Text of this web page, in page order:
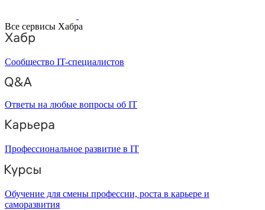
Все сервисы Хабра
Сообщество IT-специалистов
Ответы на любые вопросы об IT
Профессиональное развитие в IT
Обучение для смены профессии, роста в карьере и
саморазвития